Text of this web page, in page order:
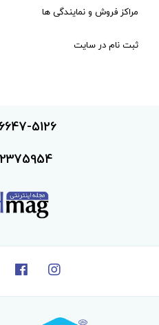
مراکز فروش و نمایندگی ها
ثبت نام در سایت
5126